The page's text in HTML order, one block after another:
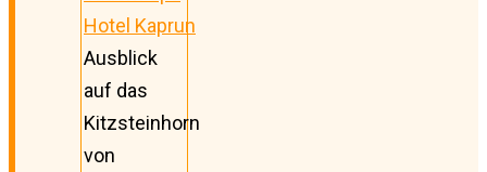
Ausblick
auf das
Kitzsteinhorn
von